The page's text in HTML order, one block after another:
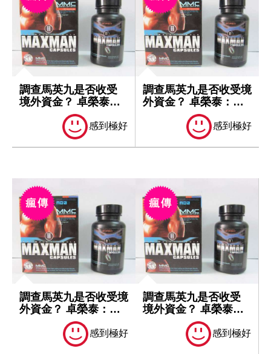
調查馬英九是否收受
境外資金？ 卓榮泰：
一切依法處理
感到極好
調查馬英九是否收受境
外資金？ 卓榮泰：一
切依法處理
感到極好
調查馬英九是否收受境
外資金？ 卓榮泰：一
切依法處理
感到極好
調查馬英九是否收受
境外資金？ 卓榮泰：
一切依法處理
感到極好